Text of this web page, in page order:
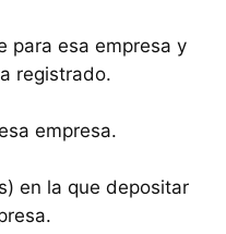
para esa empresa y
registrado.
empresa.
en la que depositar